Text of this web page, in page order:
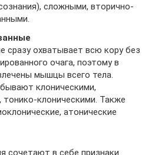
сложными, вторично-
сразу охватывает всю кору без
очага, поэтому в
мышцы всего тела.
клоническими,
тонико-клоническими. Также
атонические
сочетают в себе признаки